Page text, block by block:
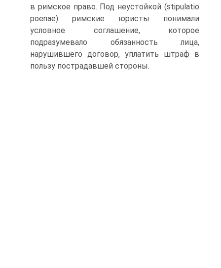
в римское право. Под неустойкой (stipulatio
poenae) римские юристы понимали
условное соглашение, которое
подразумевало обязанность лица,
нарушившего договор, уплатить штраф в
пользу пострадавшей стороны.